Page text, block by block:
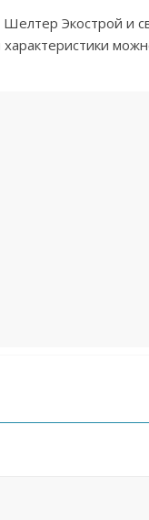
Экострой и